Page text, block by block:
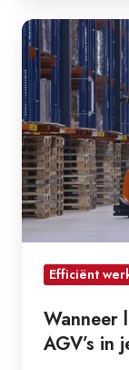
Wanneer
loont
de
businesscase
voor
AGV’s
in
je
magazijn?
Efficiënt
Wanneer
AGV’s in